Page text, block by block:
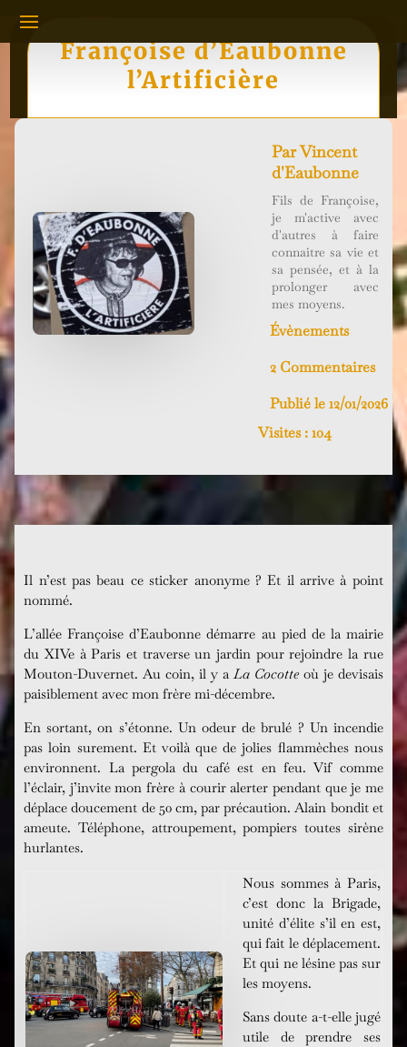
Françoise d’Eaubonne
l’Artificière
ParVincent
d'Eaubonne
Fils de Françoise,
je m'active avec
d'autres à faire
connaitre sa vie et
sa pensée, et à la
prolonger avec
mes moyens.
Évènements
2 Commentaires
Publié le 12/01/2026
Visites : 104
Il n’est pas beau ce sticker anonyme ? Et il arrive à point
nommé.
L’allée Françoise d’Eaubonne démarre au pied de la mairie
du XIVe à Paris et traverse un jardin pour rejoindre la rue
Mouton-Duvernet. Au coin, il y aLa Cocotteoù je devisais
paisiblement avec mon frère mi-décembre.
En sortant, on s’étonne. Un odeur de brulé ? Un incendie
pas loin surement. Et voilà que de jolies flammèches nous
environnent. La pergola du café est en feu. Vif comme
l’éclair, j’invite mon frère à courir alerter pendant que je me
déplace doucement de 50 cm, par précaution. Alain bondit et
ameute. Téléphone, attroupement, pompiers toutes sirène
hurlantes.
Nous sommes à Paris,
c’est donc la Brigade,
unité d’élite s’il en est,
qui fait le déplacement.
Et qui ne lésine pas sur
les moyens.
Sans doute a-t-elle jugé
utile de prendre ses